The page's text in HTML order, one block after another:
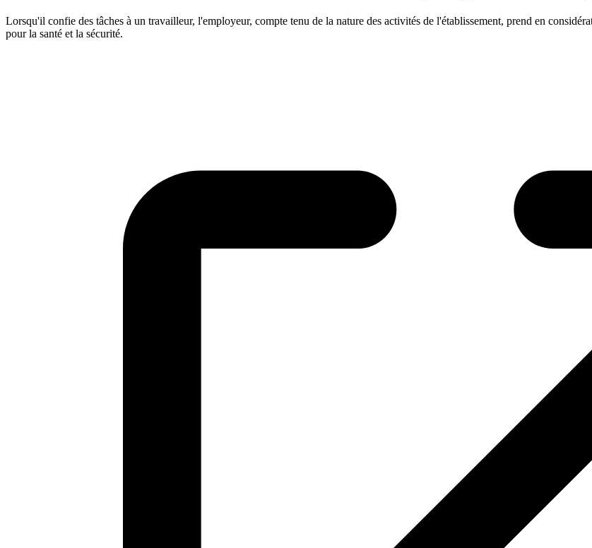
Lorsqu'il confie des tâches à un travailleur, l'employeur, compte tenu de la nature des activités de l'établissement, prend en
pour la santé et la sécurité.